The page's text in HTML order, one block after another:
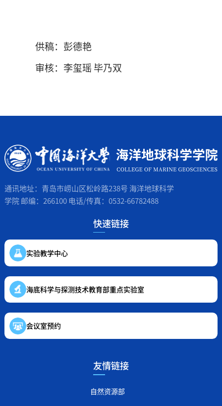
供稿：彭德艳
审核：李玺瑶 毕乃双
通讯地址：青岛市崂山区松岭路238号 海洋地球科学
学院 邮编：266100 电话/传真：0532-66782488
快速链接
实验教学中心
海底科学与探测技术教育部重点实验室
会议室预约
友情链接
自然资源部